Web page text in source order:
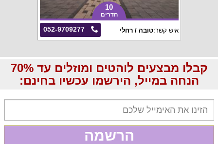
10
חדרים
052-9709277 איש קשר:טובה / רחלי
קבלו מבצעים לוהטים ומוזלים עד 70%
הנחה במייל, הירשמו עכשיו בחינם:
הרשמה